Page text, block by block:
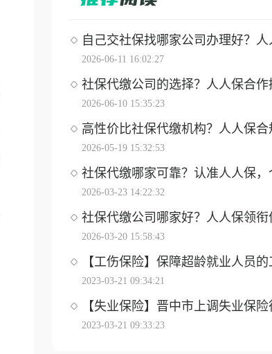
自己交社保找哪家公司办理好？人
2026-06-11 16:02:27
社保代缴公司的选择？人人保合作
2026-06-10 15:35:23
高性价比社保代缴机构？人人保合
2026-05-19 15:32:53
社保代缴哪家可靠？认准人人保，
2026-03-23 14:22:32
社保代缴公司哪家好？人人保领衔
2026-03-20 15:58:43
【工伤保险】保障超龄就业人员
2023-03-21 09:34:21
【失业保险】晋中市上调失业保
2023-03-21 09:33:23